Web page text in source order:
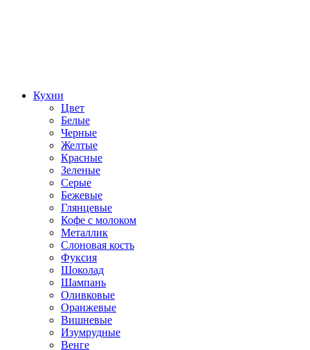
Кухни
Цвет
Белые
Черные
Желтые
Красные
Зеленые
Серые
Бежевые
Глянцевые
Кофе с молоком
Металлик
Слоновая кость
Фуксия
Шоколад
Шампань
Оливковые
Оранжевые
Вишневые
Изумрудные
Венге